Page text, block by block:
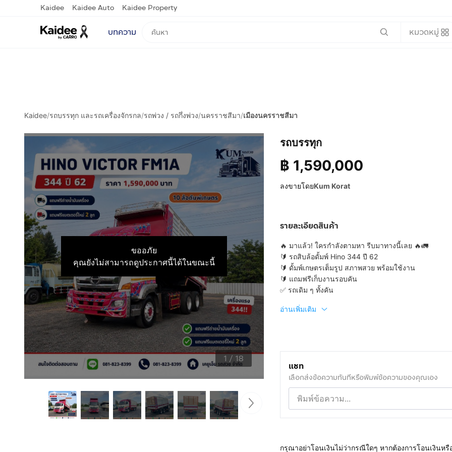
Kaidee Kaidee Auto Kaidee Property
บทความ หมวดหมู่
Kaidee/รถบรรทุก และรถเครื่องจักรกล/รถพ่วง / รถกึ่งพ่วง/นครราชสีมา/เมืองนครราชสีมา
ขออภัย
คุณยังไม่สามารถดูประกาศนี้ได้ในขณะนี้
1 / 18
รถบรรทุก
฿ 1,590,000
ลงขายโดยKum Korat
รายละเอียดสินค้า
🔥 มาแล้ว! ใครกำลังตามหา รีบมาทางนี้เลย 🔥🚛
🔰 รถสิบล้อดั้มพ์ Hino 344 ปี 62
🔰 ดั้มพ์เกษตรเต็มรูป สภาพสวย พร้อมใช้งาน
🔰 แถมฟรีเก็บงานรอบคัน
✅ รถเดิม ๆ ทั้งคัน
อ่านเพิ่มเติม
แชท
เลือกส่งข้อความทันทีหรือพิมพ์ข้อความของคุณเอง
กรุณาอย่าโอนเงินไม่ว่ากรณีใดๆ หากต้องการโอนเงินห